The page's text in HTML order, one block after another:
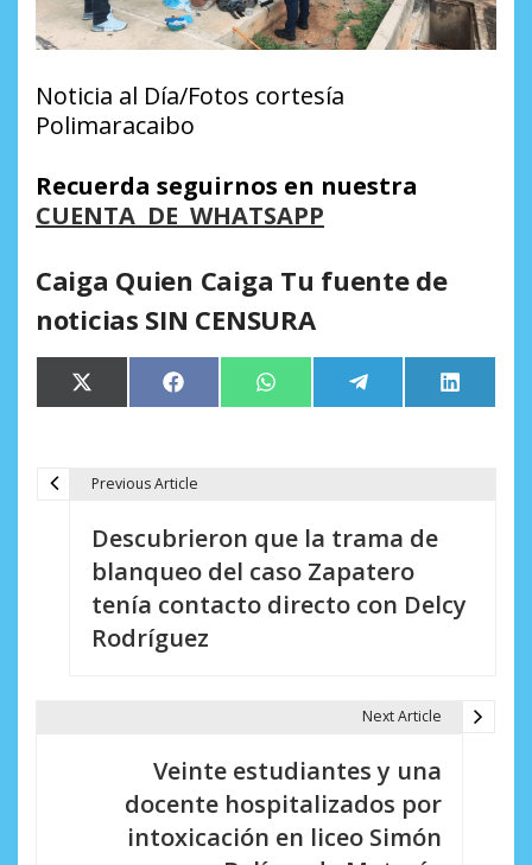
Noticia al Día/Fotos cortesía
Polimaracaibo
Recuerda seguirnos en nuestra
CUENTA DE WHATSAPP
Caiga Quien Caiga Tu fuente de
noticias SIN CENSURA
Compartir
en
X
(Twitter)
Compartir
en
Facebook Compartir
en
WhatsApp Compartir
en
Telegram
en
LinkedIn
Previous Article
Descubrieron que la trama de
blanqueo del caso Zapatero
tenía contacto directo con Delcy
Rodríguez
Next Article
Veinte estudiantes y una
docente hospitalizados por
intoxicación en liceo Simón